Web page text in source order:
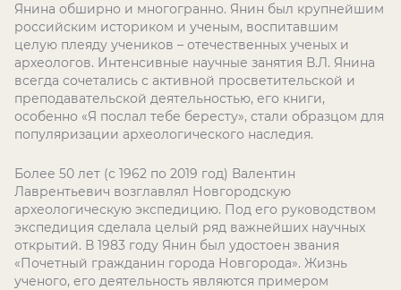
Янина обширно и многогранно. Янин был крупнейшим
российским историком и ученым, воспитавшим
целую плеяду учеников – отечественных ученых и
археологов. Интенсивные научные занятия В.Л. Янина
всегда сочетались с активной просветительской и
преподавательской деятельностью, его книги,
особенно «Я послал тебе бересту», стали образцом для
популяризации археологического наследия.
Более 50 лет (с 1962 по 2019 год) Валентин
Лаврентьевич возглавлял Новгородскую
археологическую экспедицию. Под его руководством
экспедиция сделала целый ряд важнейших научных
открытий. В 1983 году Янин был удостоен звания
«Почетный гражданин города Новгорода». Жизнь
ученого, его деятельность являются примером